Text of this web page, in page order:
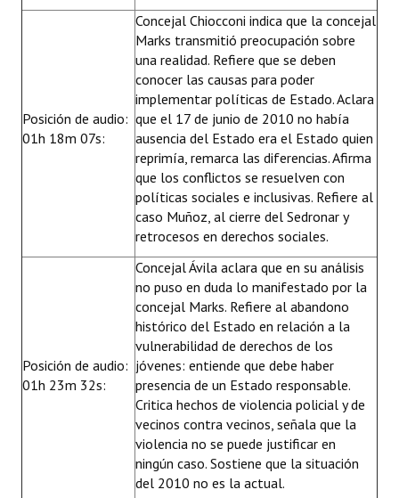
Posición de audio:
01h 18m 07s:
Concejal Chiocconi indica que la concejal
Marks transmitió preocupación sobre
una realidad. Refiere que se deben
conocer las causas para poder
implementar políticas de Estado. Aclara
que el 17 de junio de 2010 no había
ausencia del Estado era el Estado quien
reprimía, remarca las diferencias. Afirma
que los conflictos se resuelven con
políticas sociales e inclusivas. Refiere al
caso Muñoz, al cierre del Sedronar y
retrocesos en derechos sociales.
Posición de audio:
01h 23m 32s:
Concejal Ávila aclara que en su análisis
no puso en duda lo manifestado por la
concejal Marks. Refiere al abandono
histórico del Estado en relación a la
vulnerabilidad de derechos de los
jóvenes: entiende que debe haber
presencia de un Estado responsable.
Critica hechos de violencia policial y de
vecinos contra vecinos, señala que la
violencia no se puede justificar en
ningún caso. Sostiene que la situación
del 2010 no es la actual.